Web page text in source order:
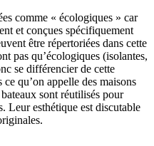
comme « écologiques » car
et conçues spécifiquement
être répertoriées dans cette
pas qu’écologiques (isolantes,
se différencier de cette
qu’on appelle des maisons
sont réutilisés pour
Leur esthétique est discutable